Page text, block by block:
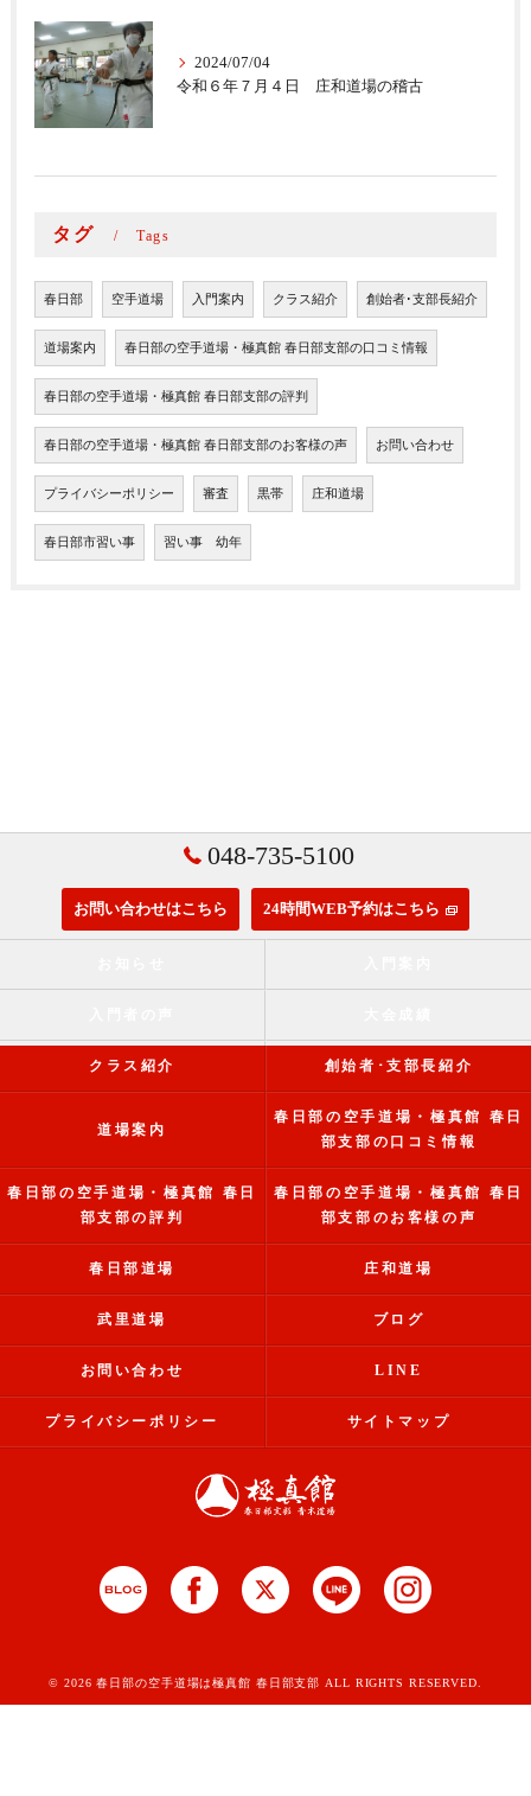
2024/07/04
令和６年７月４日 庄和道場の稽古
タグ Tags
春日部 空手道場 入門案内 クラス紹介 創始者･支部長紹介
道場案内 春日部の空手道場・極真館 春日部支部の口コミ情報
春日部の空手道場・極真館 春日部支部の評判
春日部の空手道場・極真館 春日部支部のお客様の声 お問い合わせ
プライバシーポリシー 審査 黒帯 庄和道場
春日部市習い事 習い事 幼年
048-735-5100
お問い合わせはこちら 24時間WEB予約はこちら
クラス紹介 創始者･支部長紹介
道場案内
春日部の空手道場・極真館 春日
部支部の口コミ情報
春日部の空手道場・極真館 春日
部支部の評判
春日部の空手道場・極真館 春日
部支部のお客様の声
春日部道場 庄和道場
武里道場 ブログ
お問い合わせ LINE
プライバシーポリシー サイトマップ
© 2026 春日部の空手道場は極真館 春日部支部 ALL RIGHTS RESERVED.